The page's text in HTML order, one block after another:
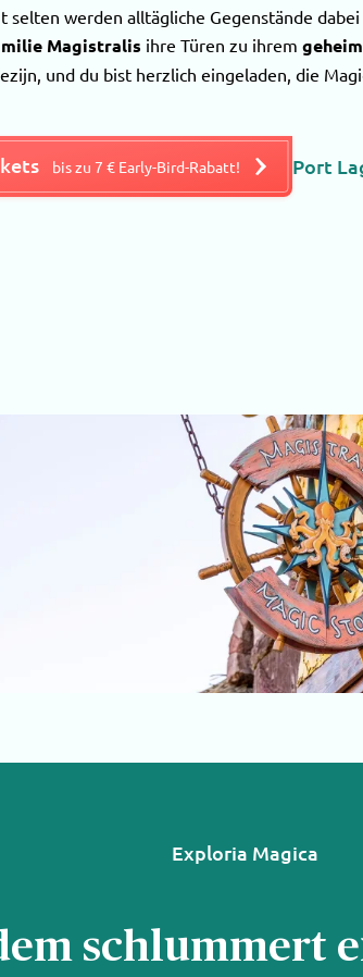
selten werden alltägliche Gegenstände
Magistralis ihre Türen zu ihrem
und du bist herzlich eingeladen, die
bis zu 7 € Early-Bird-Rabatt! Port
Exploria Magica
schlummert